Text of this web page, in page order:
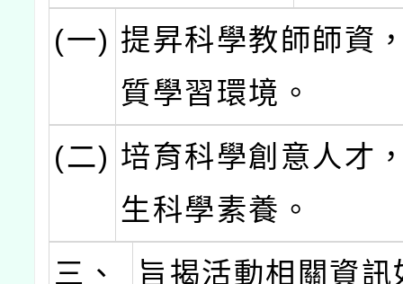
(一) 提昇科學教師師資
質學習環境。
(二) 培育科學創意人才
生科學素養。
三、
旨揭活動相關資訊